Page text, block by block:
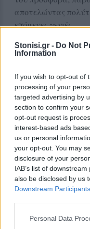
Stonisi.gr - Do Not
Information
If you wish to opt-out of
processing of your
targeted advertising by
section to confirm your
opt-out request is
interest-based ads
us or personal
your opt-out. You may
disclosure of your
IAB’s list of
also be disclosed by us
Downstream Participants
Personal Data
αποτελώντας
επόμενες γενιές.
Δείτε
Add
ΣΤΗΝ ΙΔΙΑ
ΜΥΤΙΛΗΝΗ
Ο ΔΕΔΔΗΕ τράβηξε
στην Κομνηνάκη και
εξαφανίστηκε η
Ξενοδοχεία,
καταλύματα και
Αλμπάνης
απαξιωτικές